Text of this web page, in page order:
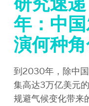
年：中
演何种角
到2030年，除中
集高达3万亿美元
规避气候变化带来